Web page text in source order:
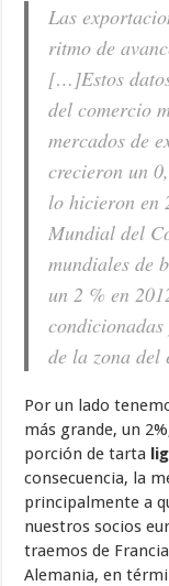
Las
ritmo de
[…]Estos
del comercio
mercados de
crecieron un
lo hicieron en
Mundial del
mundiales de
un 2 % en
de la zona
Por un lado
más grande, un
porción de tarta
consecuencia, la
principalmente a
nuestros socios
traemos de
Alemania, en